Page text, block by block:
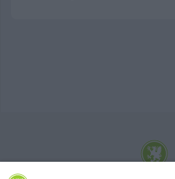
© 2001-2026 Tczew - TCZ.PL Sp. z o.o.